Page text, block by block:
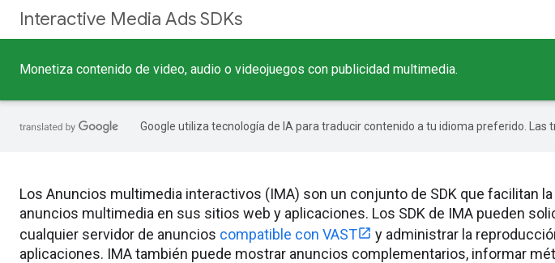
Interactive Media Ads SDKs
Monetiza contenido de video, audio o videojuegos con publicidad multimedia.
Google utiliza tecnología de IA para traducir contenido a tu idioma preferido. Las
Los Anuncios multimedia interactivos (IMA) son un conjunto de SDK que facilitan
anuncios multimedia en sus sitios web y aplicaciones. Los SDK de IMA pueden
cualquier servidor de anuncios compatible con VAST
y administrar la
aplicaciones. IMA también puede mostrar anuncios complementarios, informar